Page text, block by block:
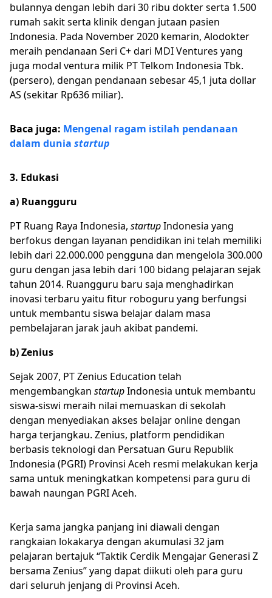
bulannya dengan lebih dari 30 ribu dokter serta 1.500
rumah sakit serta klinik dengan jutaan pasien
Indonesia. Pada November 2020 kemarin, Alodokter
meraih pendanaan Seri C+ dari MDI Ventures yang
juga modal ventura milik PT Telkom Indonesia Tbk.
(persero), dengan pendanaan sebesar 45,1 juta dollar
AS (sekitar Rp636 miliar).
Baca juga: Mengenal ragam istilah pendanaan
dalam dunia startup
3. Edukasi
a) Ruangguru
PT Ruang Raya Indonesia, startupIndonesia yang
berfokus dengan layanan pendidikan ini telah memiliki
lebih dari 22.000.000 pengguna dan mengelola 300.000
guru dengan jasa lebih dari 100 bidang pelajaran sejak
tahun 2014. Ruangguru baru saja menghadirkan
inovasi terbaru yaitu fitur roboguru yang berfungsi
untuk membantu siswa belajar dalam masa
pembelajaran jarak jauh akibat pandemi.
b) Zenius
Sejak 2007, PT Zenius Education telah
mengembangkan startupIndonesia untuk membantu
siswa-siswi meraih nilai memuaskan di sekolah
dengan menyediakan akses belajar online dengan
harga terjangkau. Zenius, platform pendidikan
berbasis teknologi dan Persatuan Guru Republik
Indonesia (PGRI) Provinsi Aceh resmi melakukan kerja
sama untuk meningkatkan kompetensi para guru di
bawah naungan PGRI Aceh.
Kerja sama jangka panjang ini diawali dengan
rangkaian lokakarya dengan akumulasi 32 jam
pelajaran bertajuk “Taktik Cerdik Mengajar Generasi Z
bersama Zenius” yang dapat diikuti oleh para guru
dari seluruh jenjang di Provinsi Aceh.